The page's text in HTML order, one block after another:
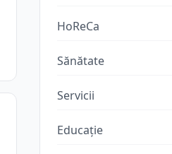
HoReCa
Sănătate
Servicii
Educație